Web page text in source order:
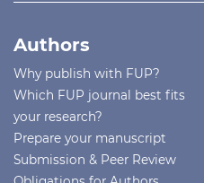
Authors
Why publish with FUP?
Which FUP journal best fits
your research?
Prepare your manuscript
Submission & Peer Review